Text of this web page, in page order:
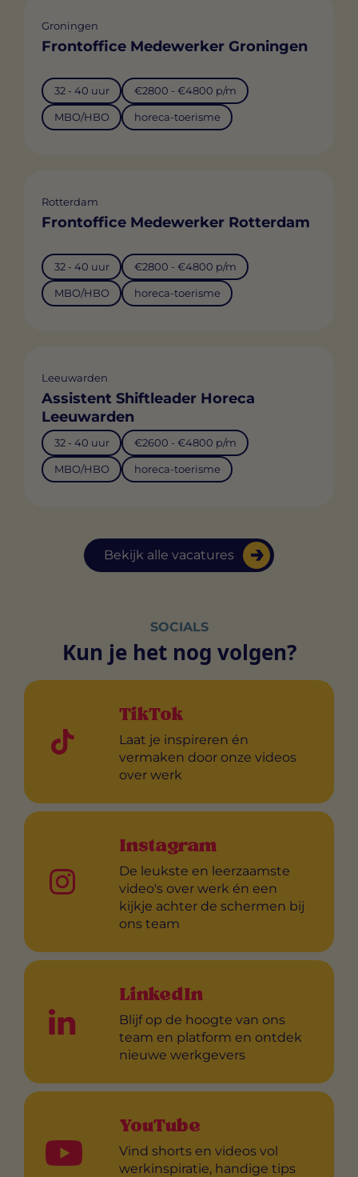
Bekijk alle vacatures
Groningen
Frontoffice Medewerker Groningen
32 - 40 uur €2800 - €4800 p/m
MBO/HBO horeca-toerisme
Rotterdam
Frontoffice Medewerker Rotterdam
32 - 40 uur €2800 - €4800 p/m
MBO/HBO horeca-toerisme
Leeuwarden
Assistent Shiftleader Horeca
Leeuwarden
32 - 40 uur €2600 - €4800 p/m
MBO/HBO horeca-toerisme
SOCIALS
Kun je het nog volgen?
TikTok
Laat je inspireren én
vermaken door onze videos
over werk
Instagram
De leukste en leerzaamste
video's over werk én een
kijkje achter de schermen bij
ons team
LinkedIn
Blijf op de hoogte van ons
team en platform en ontdek
nieuwe werkgevers
YouTube
Vind shorts en videos vol
werkinspiratie, handige tips